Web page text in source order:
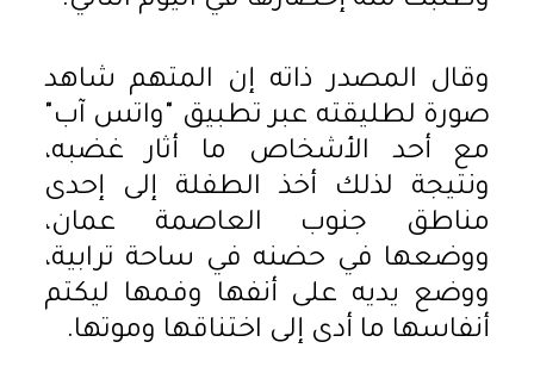
وقال المصدر ذاته إن المتهم شاهد
صورة لطليقته عبر تطبيق "واتس آب"
مع أحد الأشخاص ما أثار غضبه،
ونتيجة لذلك أخذ الطفلة إلى إحدى
مناطق جنوب العاصمة عمان،
ووضعها في حضنه في ساحة ترابية،
ووضع يديه على أنفها وفمها ليكتم
أنفاسها ما أدى إلى اختناقها وموتها.